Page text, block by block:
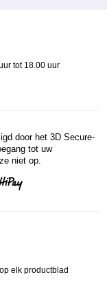
tot 18.00 uur
door het 3D Secure-
tot uw
niet op.
elk productblad